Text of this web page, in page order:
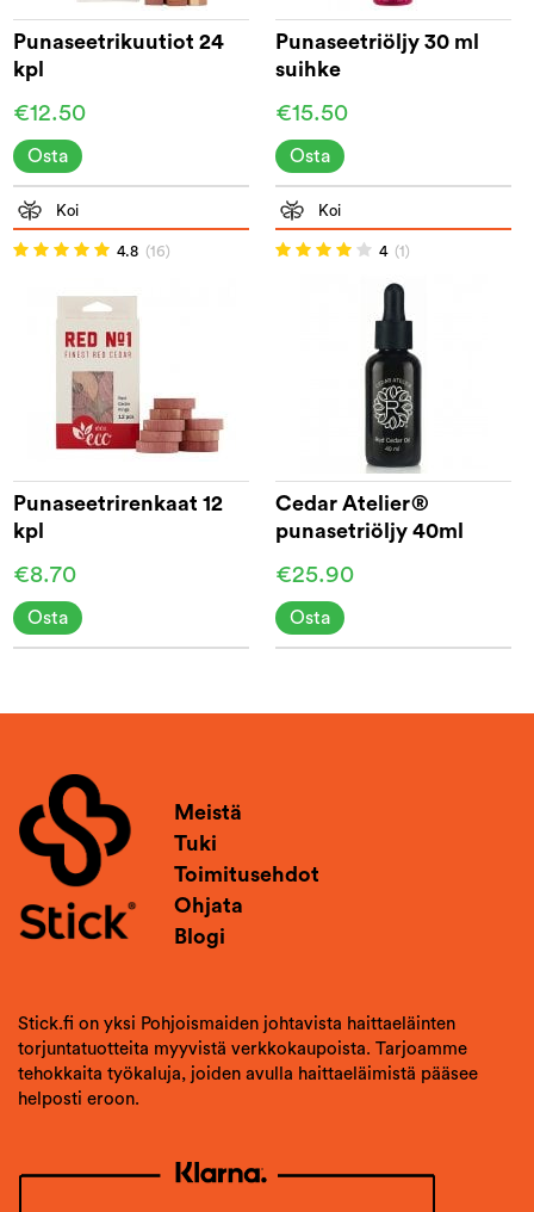
Punaseetrikuutiot 24
kpl
€12.50
Osta
Punaseetriöljy 30 ml
suihke
€15.50
Osta
Koi
4.8 (16)
Punaseetrirenkaat 12
kpl
€8.70
Osta
Koi
4 (1)
Cedar Atelier®
punasetriöljy 40ml
€25.90
Osta
Meistä
Tuki
Toimitusehdot
Ohjata
Blogi
Stick.fi on yksi Pohjoismaiden johtavista haittaeläinten
torjuntatuotteita myyvistä verkkokaupoista. Tarjoamme
tehokkaita työkaluja, joiden avulla haittaeläimistä pääsee
helposti eroon.